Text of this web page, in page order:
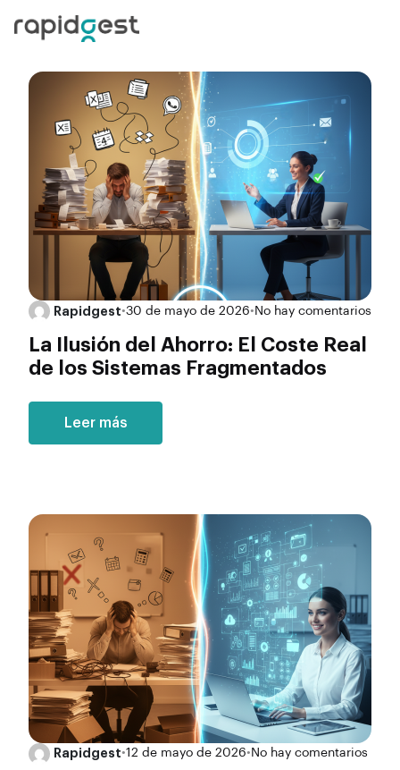
Rapidgest•30 de mayo de 2026• No hay comentarios
La Ilusión del Ahorro: El Coste Real
de los Sistemas Fragmentados
Leer más
Rapidgest•12 de mayo de 2026• No hay comentarios